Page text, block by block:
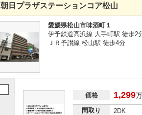
朝日プラザステーションコア松山
愛媛県松山市味酒町１
伊予鉄道高浜線 大手町駅 徒歩2
ＪＲ予讃線 松山駅 徒歩4分
価格 1,299
間取り 2DK